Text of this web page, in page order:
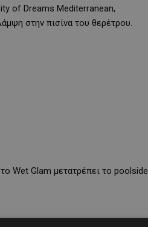
of Dreams Mediterranean,
στην πισίνα του θερέτρου.
Wet Glam μετατρέπει το poolside